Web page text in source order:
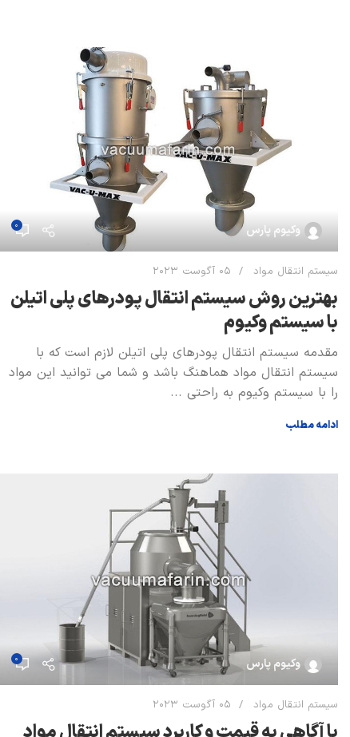
وکیوم پارس 0
سیستم انتقال مواد 05 آگوست 2023
بهترین روش سیستم انتقال پودرهای پلی اتیلن
با سیستم وکیوم
مقدمه سیستم انتقال پودرهای پلی اتیلن لازم است که با
سیستم انتقال مواد هماهنگ باشد و شما می توانید این مواد
را با سیستم وکیوم به راحتی ...
ادامه مطلب
وکیوم پارس 0
سیستم انتقال مواد 05 آگوست 2023